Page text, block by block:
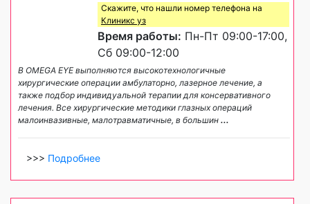
Скажите, что нашли номер телефона на
Клиникс уз
Время работы: Пн-Пт 09:00-17:00,
Сб 09:00-12:00
В OMEGA EYE выполняются высокотехнологичные
хирургические операции амбулаторно, лазерное лечение, а
также подбор индивидуальной терапии для консервативного
лечения. Все хирургические методики глазных операций
малоинвазивные, малотравматичные, в большин ...
>>> Подробнее